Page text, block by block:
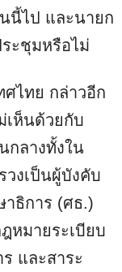
นนี้ไป และนายก
ะชุมหรือไม่
ไทย กล่าวอีก
เห็นด้วยกับ
กลางทั้งใน
วงเป็นผู้บังคับ
ธิการ (ศธ.)
หมายระเบียบ
และสาระ